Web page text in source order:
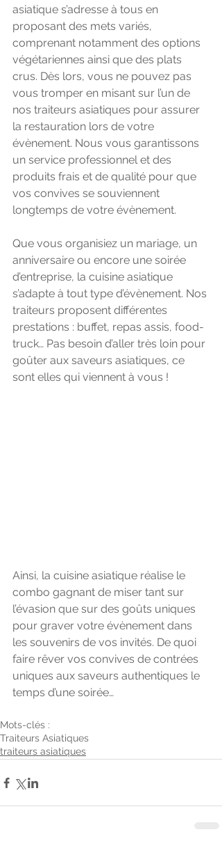
asiatique s’adresse à tous en
proposant des mets variés,
comprenant notamment des options
végétariennes ainsi que des plats
crus. Dès lors, vous ne pouvez pas
vous tromper en misant sur l’un de
nos traiteurs asiatiques pour assurer
la restauration lors de votre
évènement. Nous vous garantissons
un service professionnel et des
produits frais et de qualité pour que
vos convives se souviennent
longtemps de votre évènement.
Que vous organisiez un mariage, un
anniversaire ou encore une soirée
d’entreprise, la cuisine asiatique
s’adapte à tout type d’évènement. Nos
traiteurs proposent différentes
prestations : buffet, repas assis, food-
truck… Pas besoin d’aller très loin pour
goûter aux saveurs asiatiques, ce
sont elles qui viennent à vous !
Ainsi, la cuisine asiatique réalise le
combo gagnant de miser tant sur
l’évasion que sur des goûts uniques
pour graver votre évènement dans
les souvenirs de vos invités. De quoi
faire rêver vos convives de contrées
uniques aux saveurs authentiques le
temps d’une soirée…
Mots-clés :
Traiteurs Asiatiques
traiteurs asiatiques